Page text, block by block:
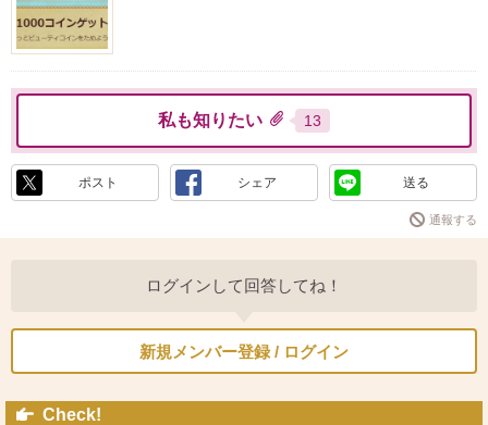
私も知りたい 13
ポスト シェア 送る
通報する
ログインして回答してね！
新規メンバー登録 / ログイン
Check!